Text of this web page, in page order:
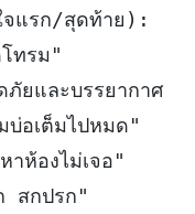
จแรก/สุดท้าย):
ทรม"
ดภัยและบรรยากา
อเต็มไปหมด"
ห้องไม่เจอ"
สกปรก"